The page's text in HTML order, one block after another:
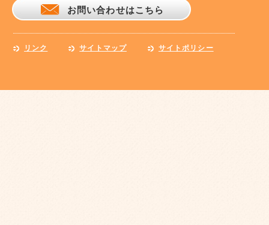
お問い合わせはこちら
リンク サイトマップ サイトポリシー